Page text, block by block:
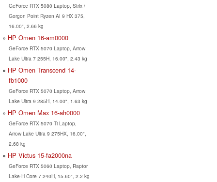
GeForce RTX 5080 Laptop, Strix /
Gorgon Point Ryzen AI 9 HX 375,
16.00", 2.66 kg
HP Omen 16-am0000
GeForce RTX 5070 Laptop, Arrow
Lake Ultra 7 255H, 16.00", 2.43 kg
HP Omen Transcend 14-
fb1000
GeForce RTX 5070 Laptop, Arrow
Lake Ultra 9 285H, 14.00", 1.63 kg
HP Omen Max 16-ah0000
GeForce RTX 5070 Ti Laptop,
Arrow Lake Ultra 9 275HX, 16.00",
2.68 kg
HP Victus 15-fa2000na
GeForce RTX 5060 Laptop, Raptor
Lake-H Core 7 240H, 15.60", 2.2 kg